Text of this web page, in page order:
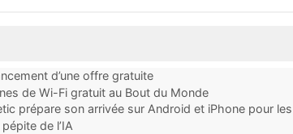
d’une offre gratuite
de Wi-Fi gratuit au Bout du Monde
prépare son arrivée sur Android et iPhone pour les
de l’IA